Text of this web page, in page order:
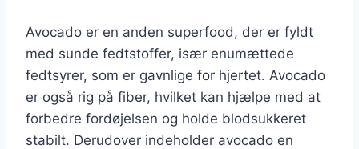
Avocado er en anden superfood, der er fyldt
med sunde fedtstoffer, især enumættede
fedtsyrer, som er gavnlige for hjertet. Avocado
er også rig på fiber, hvilket kan hjælpe med at
forbedre fordøjelsen og holde blodsukkeret
stabilt. Derudover indeholder avocado en